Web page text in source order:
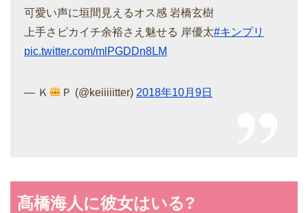
可愛い声に垣間見えるオス感 岩橋玄樹
上手さピカイチ余裕さえ魅せる 岸優太#キンプリ
pic.twitter.com/mlPGDDn8LM
— Ｋ Ｐ (@keiiiiitter) 2018年10月9日
髙橋海人に彼女はいる?